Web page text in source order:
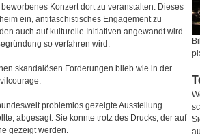
Konzert dort zu veranstalten. Dieses
ein, antifaschistisches Engagement zu
auch auf kulturelle Initiativen angewandt wird
so verfahren wird.
skandalösen Forderungen blieb wie in der
problemlos gezeigte Ausstellung
abgesagt. Sie konnte trotz des Drucks, der auf
gezeigt werden.